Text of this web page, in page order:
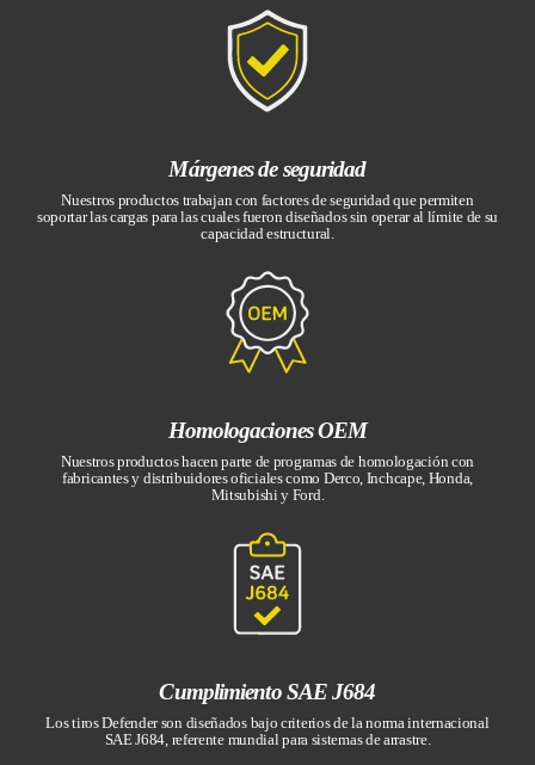
Márgenes de seguridad
Nuestros productos trabajan con factores de seguridad que permiten
soportar las cargas para las cuales fueron diseñados sin operar al límite de su
capacidad estructural.
Homologaciones OEM
Nuestros productos hacen parte de programas de homologación con
fabricantes y distribuidores oficiales como Derco, Inchcape, Honda,
Mitsubishi y Ford.
Cumplimiento SAE J684
Los tiros Defender son diseñados bajo criterios de la norma internacional
SAE J684, referente mundial para sistemas de arrastre.